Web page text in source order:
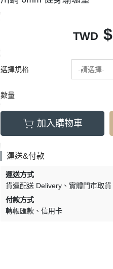
TWD $
選擇規格 -請選擇-
數量
加入購物車
運送&付款
運送方式
貨運配送 Delivery
實體門市取貨
付款方式
轉帳匯款
信用卡